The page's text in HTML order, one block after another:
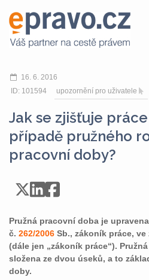
16. 6. 2016
ID: 101594
upozornění pro uživatele
Jak se zjišťuje
případě pružného
pracovní doby?
Pružná pracovní doba je
č. 262/2006 Sb., zákoník práce,
(dále jen „zákoník práce“).
složena ze dvou úseků, a to
doby.